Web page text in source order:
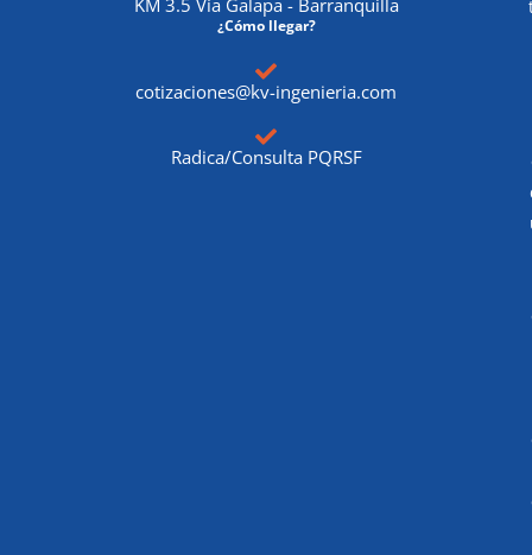
¿Cómo llegar?
cotizaciones@kv-ingenieria.com
Radica/Consulta PQRSF